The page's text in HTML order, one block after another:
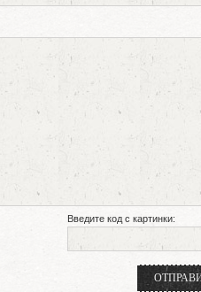
Введите код с картинки: